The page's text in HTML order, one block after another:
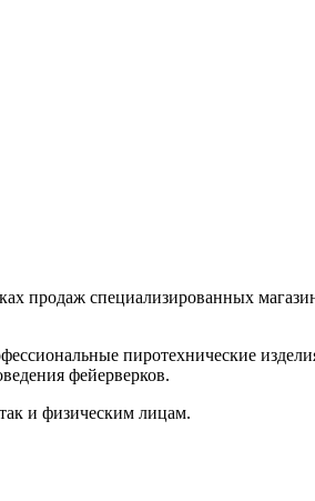
продаж специализированных
пиротехнические
фейерверков.
и физическим лицам.